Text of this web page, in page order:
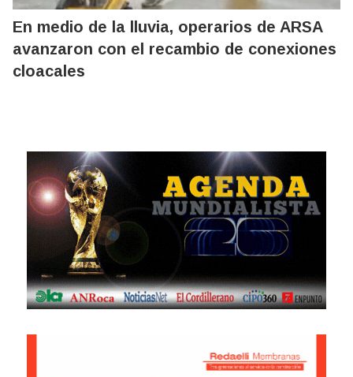
En medio de la lluvia, operarios de ARSA
avanzaron con el recambio de conexiones
cloacales